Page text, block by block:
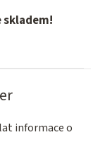
skladem!
informace o